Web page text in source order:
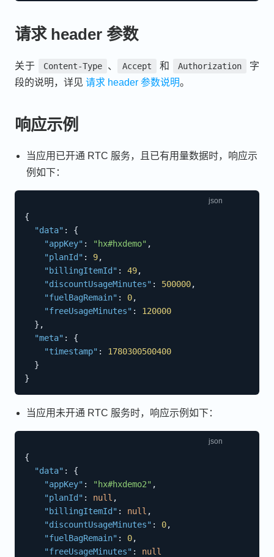
请求 header 参数
关于 Content-Type 、 Accept 和 Authorization
字
段的说明，详见 请求 header 参数说明。
响应示例
当应用已开通 RTC 服务，且已有用量数据时，响应示
例如下：
{
"data" :
{
"appKey" : "hx#hxdemo" ,
"planId" : 9,
"billingItemId" : 49,
"discountUsageMinutes" : 500000,
"fuelBagRemain" : 0,
"freeUsageMinutes" :
120000
} ,
"meta" :
{
"timestamp" :
1780300500400
}
}
当应用未开通 RTC 服务时，响应示例如下：
{
"data" :
{
"appKey" : "hx#hxdemo2" ,
"planId" : null ,
"billingItemId" : null ,
"discountUsageMinutes" : 0,
"fuelBagRemain" : 0,
"freeUsageMinutes" :
null